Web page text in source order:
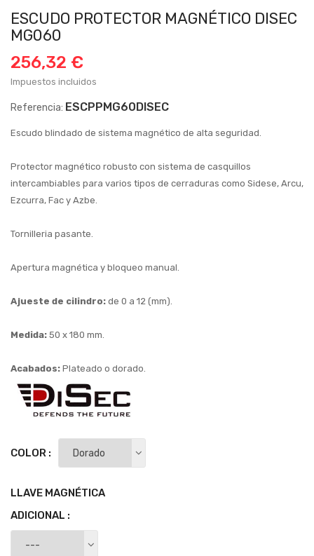
ESCUDO PROTECTOR MAGNÉTICO DISEC
MG060
256,32 €
Impuestos incluidos
Referencia: ESCPPMG60DISEC
Escudo blindado de sistema magnético de alta seguridad.
Protector magnético robusto con sistema de casquillos
intercambiables para varios tipos de cerraduras como Sidese, Arcu,
Ezcurra, Fac y Azbe.
Tornilleria pasante.
Apertura magnética y bloqueo manual.
Ajueste de cilindro: de 0 a 12 (mm).
Medida: 50 x 180 mm.
Acabados: Plateado o dorado.
COLOR :
LLAVE MAGNÉTICA
ADICIONAL :